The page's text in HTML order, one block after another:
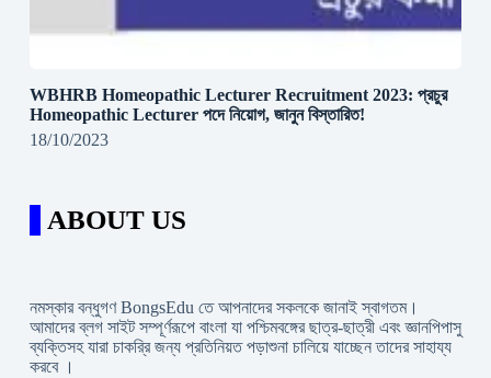
WBHRB Homeopathic Lecturer Recruitment 2023: প্রচুর
Homeopathic Lecturer পদে নিয়োগ, জানুন বিস্তারিত!
18/10/2023
ABOUT US
নমস্কার বন্ধুগণ BongsEdu তে আপনাদের সকলকে জানাই স্বাগতম।
আমাদের ব্লগ সাইট সম্পূর্ণরূপে বাংলা যা পশ্চিমবঙ্গের ছাত্র-ছাত্রী এবং জ্ঞানপিপাসু
ব্যক্তিসহ যারা চাকরি্র জন্য প্রতিনিয়ত পড়াশুনা চালিয়ে যাচ্ছেন তাদের সাহায্য
করবে ।